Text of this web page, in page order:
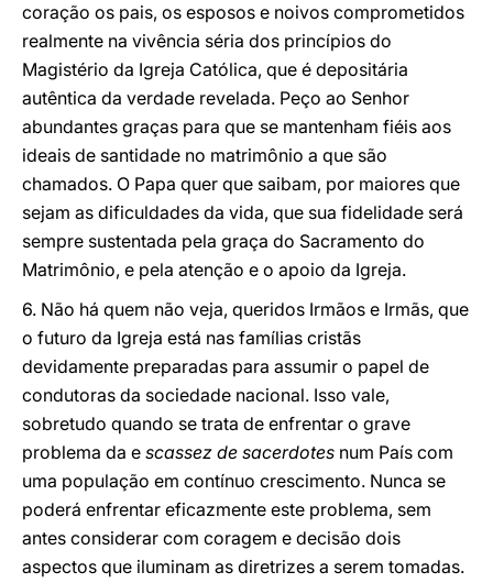
coração os pais, os esposos e noivos comprometidos
realmente na vivência séria dos princípios do
Magistério da Igreja Católica, que é depositária
autêntica da verdade revelada. Peço ao Senhor
abundantes graças para que se mantenham fiéis aos
ideais de santidade no matrimônio a que são
chamados. O Papa quer que saibam, por maiores que
sejam as dificuldades da vida, que sua fidelidade será
sempre sustentada pela graça do Sacramento do
Matrimônio, e pela atenção e o apoio da Igreja.
6. Não há quem não veja, queridos Irmãos e Irmãs, que
o futuro da Igreja está nas famílias cristãs
devidamente preparadas para assumir o papel de
condutoras da sociedade nacional. Isso vale,
sobretudo quando se trata de enfrentar o grave
problema da e scassez de sacerdotes num País com
uma população em contínuo crescimento. Nunca se
poderá enfrentar eficazmente este problema, sem
antes considerar com coragem e decisão dois
aspectos que iluminam as diretrizes a serem tomadas.